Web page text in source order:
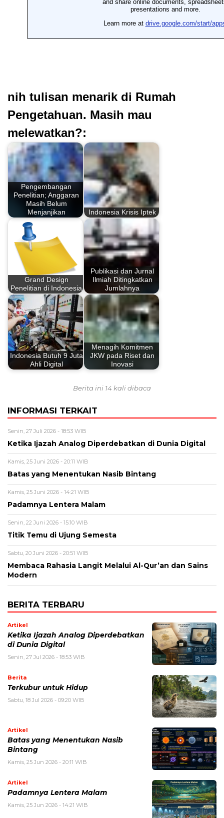
nih tulisan menarik di Rumah
Pengetahuan. Masih mau
melewatkan?:
Pengembangan
Penelitian; Anggaran
Masih Belum
Menjanjikan
Indonesia Krisis Iptek
Grand Design
Penelitian di Indonesia
Publikasi dan Jurnal
Ilmiah Ditingkatkan
Jumlahnya
Indonesia Butuh 9 Juta
Ahli Digital
Menagih Komitmen
JKW pada Riset dan
Inovasi
Berita ini 14 kali dibaca
INFORMASI TERKAIT
Senin, 27 Juli 2026 - 18:53 WIB
Ketika Ijazah Analog Diperdebatkan di Dunia Digital
Kamis, 25 Juni 2026 - 20:11 WIB
Batas yang Menentukan Nasib Bintang
Kamis, 25 Juni 2026 - 14:21 WIB
Padamnya Lentera Malam
Senin, 22 Juni 2026 - 15:10 WIB
Titik Temu di Ujung Semesta
Sabtu, 20 Juni 2026 - 20:51 WIB
Membaca Rahasia Langit Melalui Al-Qur’an dan Sains
Modern
BERITA TERBARU
Artikel
Ketika Ijazah Analog Diperdebatkan
di Dunia Digital
Senin, 27 Jul 2026 - 18:53 WIB
Berita
Terkubur untuk Hidup
Sabtu, 18 Jul 2026 - 09:20 WIB
Artikel
Batas yang Menentukan Nasib
Bintang
Kamis, 25 Jun 2026 - 20:11 WIB
Artikel
Padamnya Lentera Malam
Kamis, 25 Jun 2026 - 14:21 WIB